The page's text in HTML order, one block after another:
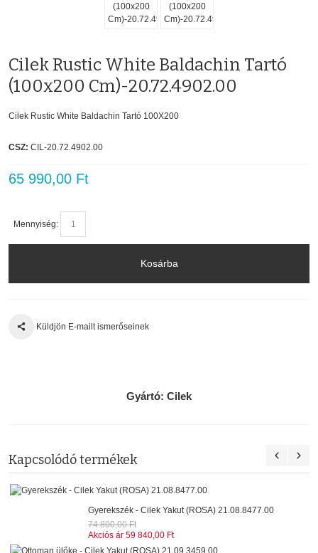
Cilek Rustic White Baldachin Tartó
(100x200 Cm)-20.72.4902.00
Cilek Rustic White Baldachin Tartó 100X200
CSZ: CIL-20.72.4902.00
65 990,00 Ft
Mennyiség:
Kosárba
Küldjön E-mailt ismerőseinek
Gyártó: Cilek
Kapcsolódó termékek
Könyvesszekrény